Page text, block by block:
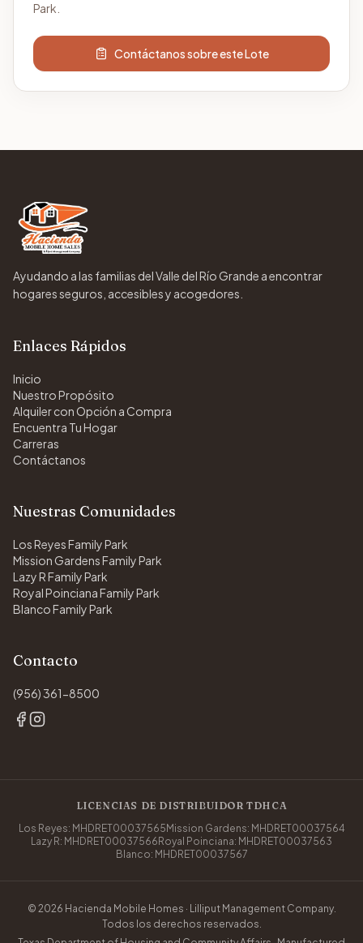
Park.
Contáctanos sobre este Lote
Ayudando a las familias del Valle del Río Grande a encontrar
hogares seguros, accesibles y acogedores.
Enlaces Rápidos
Inicio
Nuestro Propósito
Alquiler con Opción a Compra
Encuentra Tu Hogar
Carreras
Contáctanos
Nuestras Comunidades
Los Reyes Family Park
Mission Gardens Family Park
Lazy R Family Park
Royal Poinciana Family Park
Blanco Family Park
Contacto
(956) 361-8500
LICENCIAS DE DISTRIBUIDOR TDHCA
Los Reyes: MHDRET00037565 Mission Gardens: MHDRET00037564
Lazy R: MHDRET00037566 Royal Poinciana: MHDRET00037563
Blanco: MHDRET00037567
© 2026 Hacienda Mobile Homes · Lilliput Management Company.
Todos los derechos reservados.